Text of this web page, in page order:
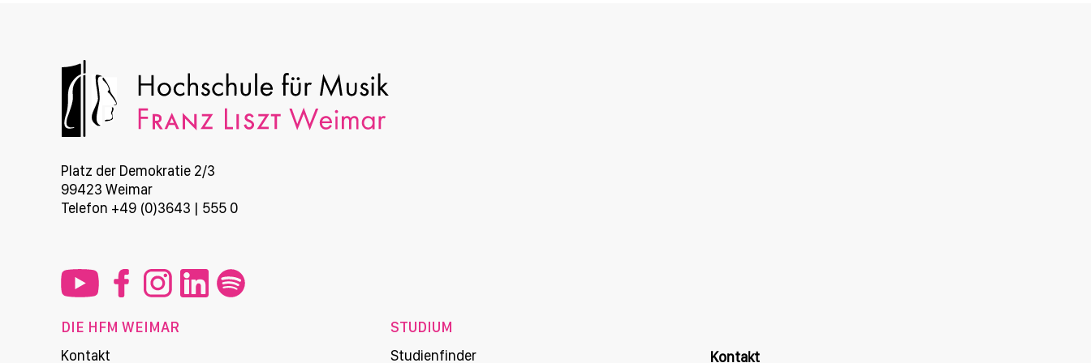
Platz der Demokratie 2/3
99423 Weimar
Telefon +49 (0)3643 | 555 0
DIE HFM WEIMAR
Kontakt
STUDIUM
Studienfinder
Kontakt